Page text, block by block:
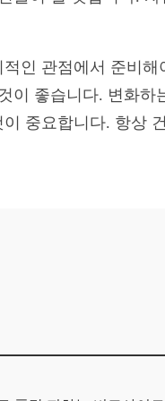
인 관점에서 준비
이 좋습니다. 변화
중요합니다. 항상